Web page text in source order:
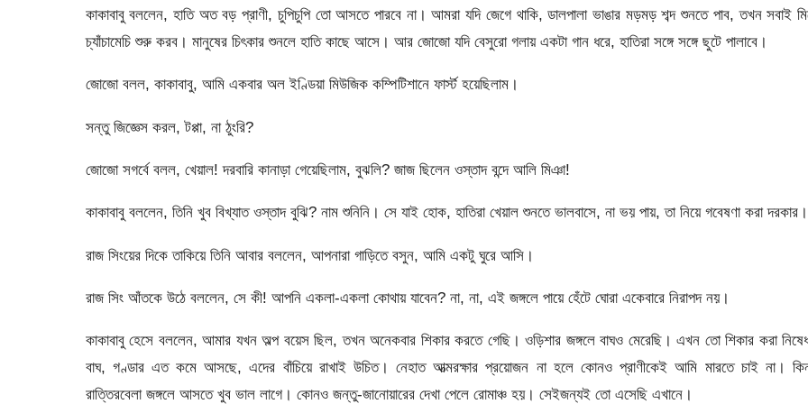
কাকাবাবু বললেন, হাতি অত বড় প্রাণী, চুপিচুপি তো আসতে পারবে না। আমরা যদি জেগে থাকি, ডালপালা ভাঙার মড়মড় শব্দ শুনতে পাব, তখন সবাই
চ্যাঁচামেচি শুরু করব। মানুষের চিৎকার শুনলে হাতি কাছে আসে। আর জোজো যদি বেসুরো গলায় একটা গান ধরে, হাতিরা সঙ্গে সঙ্গে ছুটে পালাবে।
জোজো বলল, কাকাবাবু, আমি একবার অল ইণ্ডিয়া মিউজিক কম্পিটিশানে ফার্স্ট হয়েছিলাম।
সন্তু জিজ্ঞেস করল, টপ্পা, না ঠুংরি?
জোজো সগর্বে বলল, খেয়াল! দরবারি কানাড়া গেয়েছিলাম, বুঝলি? জাজ ছিলেন ওস্তাদ বন্দে আলি মিঞা!
কাকাবাবু বললেন, তিনি খুব বিখ্যাত ওস্তাদ বুঝি? নাম শুনিনি। সে যাই হোক, হাতিরা খেয়াল শুনতে ভালবাসে, না ভয় পায়, তা নিয়ে গবেষণা করা দরকার।
রাজ সিংয়ের দিকে তাকিয়ে তিনি আবার বললেন, আপনারা গাড়িতে বসুন, আমি একটু ঘুরে আসি।
রাজ সিং আঁতকে উঠে বললেন, সে কী! আপনি একলা-একলা কোথায় যাবেন? না, না, এই জঙ্গলে পায়ে হেঁটে ঘোরা একেবারে নিরাপদ নয়।
কাকাবাবু হেসে বললেন, আমার যখন অল্প বয়েস ছিল, তখন অনেকবার শিকার করতে গেছি। ওড়িশার জঙ্গলে বাঘও মেরেছি। এখন তো শিকার করা
বাঘ, গণ্ডার এত কমে আসছে, এদের বাঁচিয়ে রাখাই উচিত। নেহাত আত্মরক্ষার প্রয়োজন না হলে কোনও প্রাণীকেই আমি মারতে চাই না।
রাত্তিরবেলা জঙ্গলে আসতে খুব ভাল লাগে। কোনও জন্তু-জানোয়ারের দেখা পেলে রোমাঞ্চ হয়। সেইজন্যই তো এসেছি এখানে।